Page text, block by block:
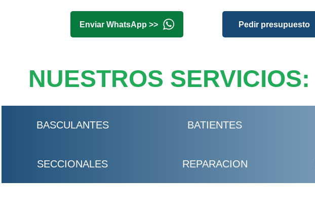
Enviar WhatsApp >> Pedir presupuesto
NUESTROS SERVICIOS:
BASCULANTES BATIENTES
SECCIONALES REPARACION